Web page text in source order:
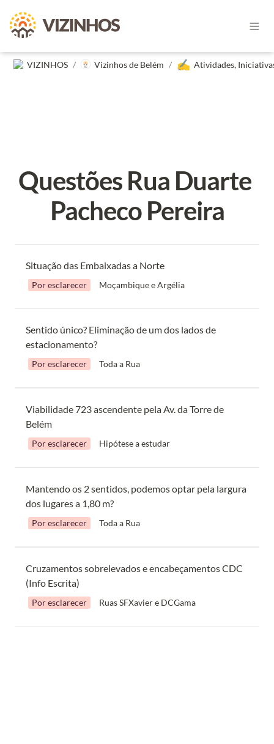
VIZINHOS / Vizinhos de Belém / ✍️
Questões Rua Duarte
Pacheco Pereira
Situação das Embaixadas a Norte
Por esclarecer Moçambique e Argélia
Sentido único? Eliminação de um dos lados de
estacionamento?
Por esclarecer Toda a Rua
Viabilidade 723 ascendente pela Av. da Torre de
Belém
Por esclarecer Hipótese a estudar
Mantendo os 2 sentidos, podemos optar pela largura
dos lugares a 1,80 m?
Por esclarecer Toda a Rua
Cruzamentos sobrelevados e encabeçamentos CDC
(Info Escrita)
Por esclarecer Ruas SFXavier e DCGama